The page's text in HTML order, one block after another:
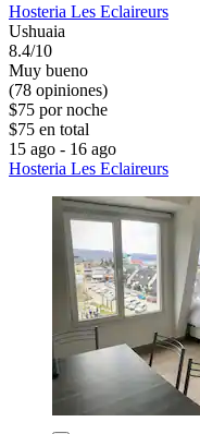
Hosteria Les Eclaireurs
Ushuaia
8.4/10
Muy bueno
(78 opiniones)
$75 por noche
$75 en total
15 ago - 16 ago
Hosteria Les Eclaireurs